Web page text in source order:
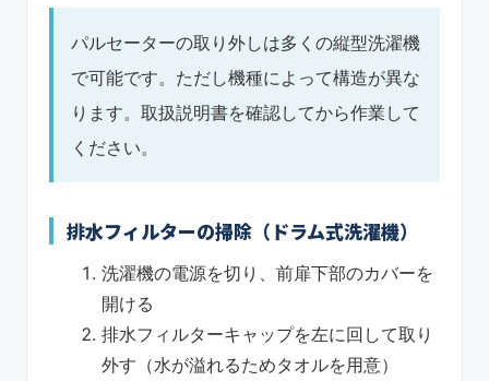
パルセーターの取り外しは多くの縦型洗濯機
で可能です。ただし機種によって構造が異な
ります。取扱説明書を確認してから作業して
ください。
排水フィルターの掃除（ドラム式洗濯機）
洗濯機の電源を切り、前扉下部のカバーを
開ける
排水フィルターキャップを左に回して取り
外す（水が溢れるためタオルを用意）